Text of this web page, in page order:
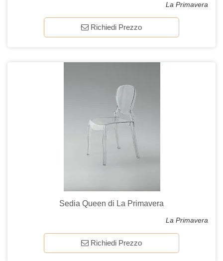
La Primavera
Richiedi Prezzo
Sedia Queen di La Primavera
La Primavera
Richiedi Prezzo